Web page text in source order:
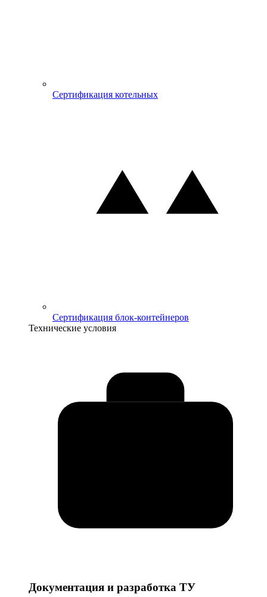
Сертификация котельных
Сертификация блок-контейнеров
Технические условия
Документация и разработка ТУ